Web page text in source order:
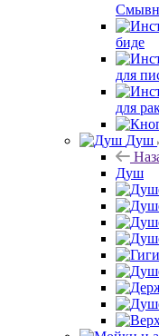
биде
для
для
Душ
Душ